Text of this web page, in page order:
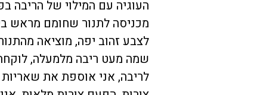
העוגיה עם המילוי של הריבה
לצבע זהוב יפה, מוציאה
שמה מעט ריבה מלמעלה,
לריבה, אני אוספת את